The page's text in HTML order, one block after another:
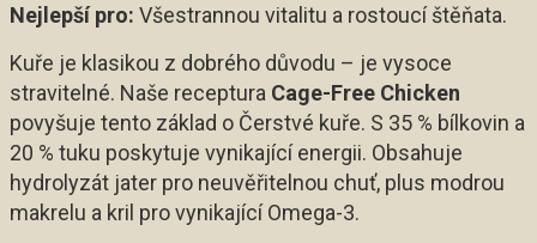
Nejlepší pro: Všestrannou vitalitu a rostoucí štěňata.
Kuře je klasikou z dobrého důvodu – je vysoce
stravitelné. Naše receptura Cage-Free Chicken
povyšuje tento základ o Čerstvé kuře. S 35 % bílkovin a
20 % tuku poskytuje vynikající energii. Obsahuje
hydrolyzát jater pro neuvěřitelnou chuť, plus modrou
makrelu a kril pro vynikající Omega-3.